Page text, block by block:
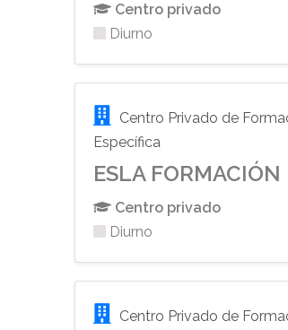
Centro privado
Diurno
Centro Privado de
Específica
ESLA FORMACIÓN
Centro privado
Diurno
Centro Privado de